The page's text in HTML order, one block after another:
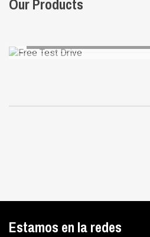
Our Products
Estamos en la redes